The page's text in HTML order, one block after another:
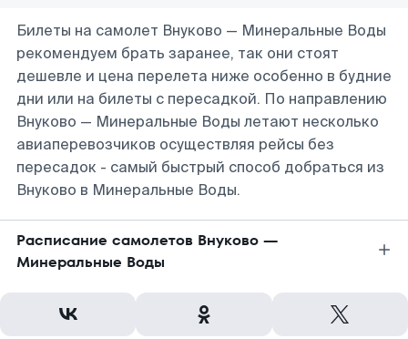
Билеты на самолет Внуково — Минеральные Воды
рекомендуем брать заранее, так они стоят
дешевле и цена перелета ниже особенно в будние
дни или на билеты с пересадкой. По направлению
Внуково — Минеральные Воды летают несколько
авиаперевозчиков осуществляя рейсы без
пересадок - самый быстрый способ добраться из
Внуково в Минеральные Воды.
Расписание самолетов Внуково —
Минеральные Воды